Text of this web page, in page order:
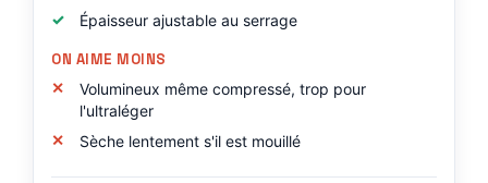
Épaisseur ajustable au serrage
ON AIME MOINS
Volumineux même compressé, trop pour
l'ultraléger
Sèche lentement s'il est mouillé